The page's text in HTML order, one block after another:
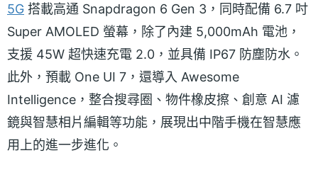
5G 搭載高通 Snapdragon 6 Gen 3，同時配備 6.7 吋
Super AMOLED 螢幕，除了內建 5,000mAh 電池，
支援 45W 超快速充電 2.0，並具備 IP67 防塵防水。
此外，預載 One UI 7，還導入 Awesome
Intelligence，整合搜尋圈、物件橡皮擦、創意 AI 濾
鏡與智慧相片編輯等功能，展現出中階手機在智慧應
用上的進一步進化。